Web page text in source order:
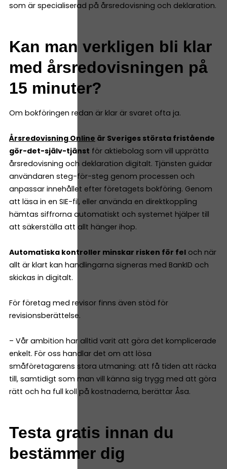
som är specialiserad på årsredovisning och deklaration.
Kan man verkligen bli klar
med årsredovisningen på
15 minuter?
Om bokföringen redan är klar är svaret ofta ja.
Årsredovisning Online är Sveriges största fristående
gör-det-själv-tjänst för aktiebolag som vill upprätta
årsredovisning och deklaration digitalt. Tjänsten guidar
användaren steg-för-steg genom processen och
anpassar innehållet efter företagets bokföring. Genom
att läsa in en SIE-fil, eller använda en direktkoppling
hämtas siffrorna automatiskt och systemet hjälper till
att säkerställa att allt hänger ihop.
Automatiska kontroller minskar risken för fel och när
allt är klart kan handlingarna signeras med BankID och
skickas in digitalt.
För företag med revisor finns även stöd för
revisionsberättelse.
– Vår ambition har alltid varit att göra det komplicerade
enkelt. För oss handlar det om att lösa
småföretagarens stora utmaning: att få tiden att räcka
till, samtidigt som man vill känna sig trygg med att göra
rätt och ha full koll på kostnaderna, berättar Åsa.
Testa gratis innan du
bestämmer dig